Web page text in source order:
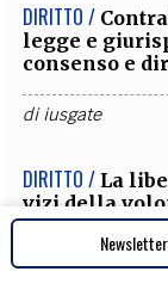
DIRITTO /
legge e
consenso e
diiusgate
DIRITTO / La
vizi della
Maria Sibau
Newsletter